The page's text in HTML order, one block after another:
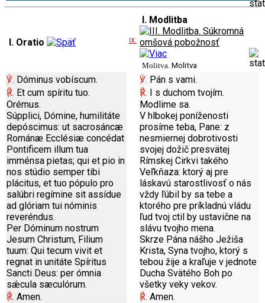
I. Oratio IX.
I. Modlitba
Molitva. Molitva
℣. Dóminus vobíscum.
℟. Et cum spíritu tuo.
Orémus.
Súpplici, Dómine, humilitáte
depóscimus: ut sacrosáncæ
Románæ Ecclésiæ concédat
Pontificem illum tua
imménsa pietas; qui et pio in
nos stúdio semper tibi
plácitus, et tuo pópulo pro
salúbri regímine sit assídue
ad glóriam tui nóminis
reveréndus.
Per Dóminum nostrum
Jesum Christum, Filium
tuum: Qui tecum vivit et
regnat in unitáte Spíritus
Sancti Deus: per ómnia
sǽcula sæculórum.
℟. Amen.
℣. Pán s vami.
℟. I s duchom tvojím.
Modlime sa.
V hlbokej poníženosti
prosíme teba, Pane: z
nesmiernej dobrotivosti
svojej dožič presvätej
Rímskej Cirkvi takého
Veľkňaza: ktorý aj pre
láskavú starostlivosť o nás
vždy ľúbil by sa tebe a
ktorého pre príkladnú vládu
ľud tvoj ctil by ustavične na
slávu tvojho mena.
Skrze Pána nášho Ježiša
Krista, Syna tvojho, ktorý s
tebou žije a kraľuje v jednote
Ducha Svätého Boh po
všetky veky vekov.
℟. Amen.